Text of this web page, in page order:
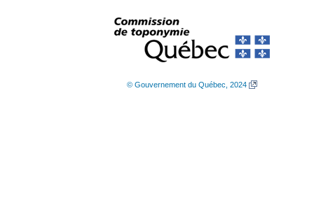
© Gouvernement du Québec, 2024